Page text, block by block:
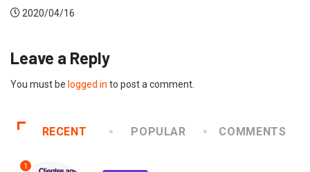
Leave a Reply
You must be logged in to post a comment.
RECENT POPULAR COMMENTS
1